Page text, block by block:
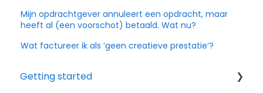
Mijn opdrachtgever annuleert een opdracht, maar
heeft al (een voorschot) betaald. Wat nu?
Wat factureer ik als ‘geen creatieve prestatie’?
Getting started